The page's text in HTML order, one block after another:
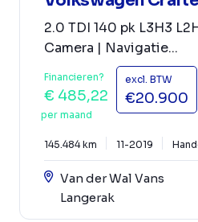
2.0 TDI 140 pk L3H3
Camera | Navigatie...
Financieren?
€ 485,22
per maand
excl. BTW
€20.900
145.484 km 11-2019
Van der Wal Vans
Langerak